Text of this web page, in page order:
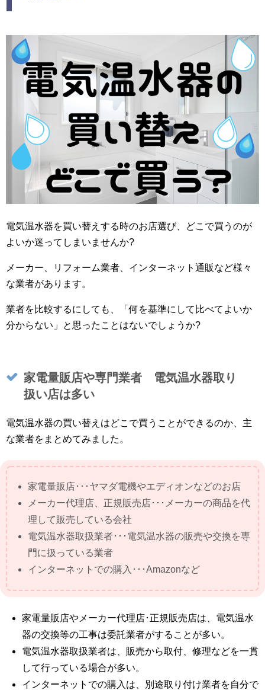
電気温水器を買い替えする時のお店選び、どこで買うのが
よいか迷ってしまいませんか?
メーカー、リフォーム業者、インターネット通販など様々
な業者があります。
業者を比較するにしても、「何を基準にして比べてよいか
分からない」と思ったことはないでしょうか?
家電量販店や専門業者 電気温水器取り
扱い店は多い
電気温水器の買い替えはどこで買うことができるのか、主
な業者をまとめてみました。
家電量販店･･･ヤマダ電機やエディオンなどのお店
メーカー代理店、正規販売店･･･メーカーの商品を代
理して販売している会社
電気温水器取扱業者･･･電気温水器の販売や交換を専
門に扱っている業者
インターネットでの購入･･･Amazonなど
家電量販店やメーカー代理店･正規販売店は、電気温水
器の交換等の工事は委託業者がすることが多い。
電気温水器取扱業者は、販売から取付、修理などを一貫
して行っている場合が多い。
インターネットでの購入は、別途取り付け業者を自分で